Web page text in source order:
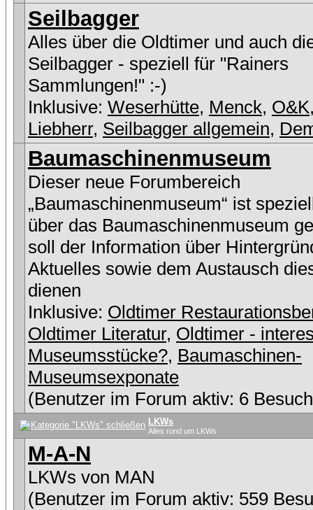
Seilbagger
Alles über die Oldtimer und auch
Seilbagger - speziell für "Rainers
Sammlungen!" :-)
Inklusive: Weserhütte, Menck, O&K
Liebherr, Seilbagger allgemein,
Baumaschinenmuseum
Dieser neue Forumbereich
„Baumaschinenmuseum“ ist
über das Baumaschinenmuseum
soll der Information über
Aktuelles sowie dem Austausch
dienen
Inklusive: Oldtimer
Oldtimer Literatur, Oldtimer -
Museumsstücke?, Baumaschinen-
Museumsexponate
(Benutzer im Forum aktiv: 6
LKWs
Alles rund um LKWs
M-A-N
LKWs von MAN
(Benutzer im Forum aktiv: 559